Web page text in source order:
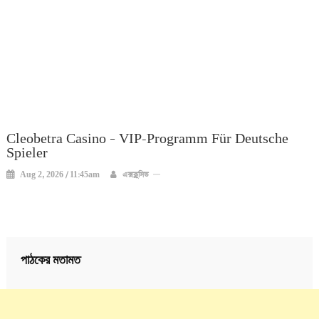
Cleobetra Casino – VIP-Programm Für Deutsche
Spieler
Aug 2, 2026 / 11:45am এক্সক্লুসিভ
পাঠকের মতামত